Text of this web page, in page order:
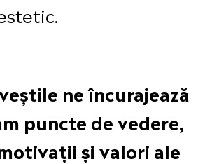
ne încurajează
puncte de vedere,
și valori ale